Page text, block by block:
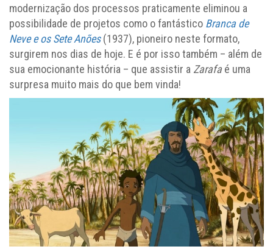
modernização dos processos praticamente eliminou a
possibilidade de projetos como o fantástico Branca de
Neve e os Sete Anões(1937), pioneiro neste formato,
surgirem nos dias de hoje. E é por isso também – além de
sua emocionante história – que assistir a Zarafaé uma
surpresa muito mais do que bem vinda!